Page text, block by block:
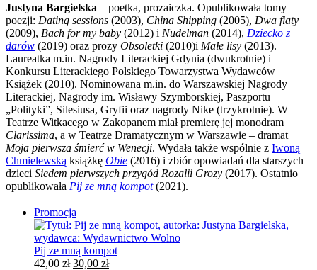
Justyna Bargielska – poetka, prozaiczka. Opublikowała tomy
poezji: Dating sessions (2003), China Shipping (2005), Dwa fiaty
(2009), Bach for my baby (2012) i Nudelman (2014), Dziecko z
darów (2019) oraz prozy Obsoletki (2010)i Małe lisy (2013).
Laureatka m.in. Nagrody Literackiej Gdynia (dwukrotnie) i
Konkursu Literackiego Polskiego Towarzystwa Wydawców
Książek (2010). Nominowana m.in. do Warszawskiej Nagrody
Literackiej, Nagrody im. Wisławy Szymborskiej, Paszportu
„Polityki”, Silesiusa, Gryfii oraz nagrody Nike (trzykrotnie). W
Teatrze Witkacego w Zakopanem miał premierę jej monodram
Clarissima, a w Teatrze Dramatycznym w Warszawie – dramat
Moja pierwsza śmierć w Wenecji. Wydała także wspólnie z Iwoną
Chmielewską książkę Obie (2016) i zbiór opowiadań dla starszych
dzieci Siedem pierwszych przygód Rozalii Grozy (2017). Ostatnio
opublikowała Pij ze mną kompot(2021).
Promocja
w
promocji
Pij ze mną kompot
42,00zł Pierwotna
30,00 złAktualna